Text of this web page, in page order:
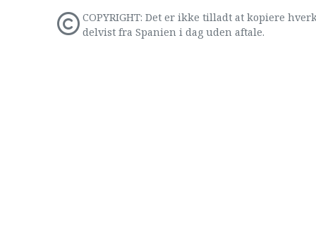
COPYRIGHT: Det er ikke tilladt at kopiere
delvist fra Spanien i dag uden aftale.